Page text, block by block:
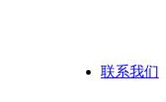
联系我们